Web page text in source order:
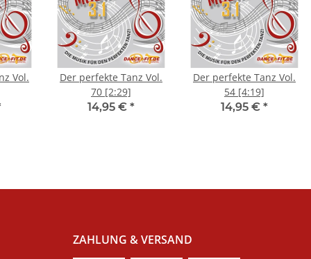
Vol.
Der perfekte Tanz Vol.
70 [2:29]
14,95 € *
Der perfekte Tanz Vol.
54 [4:19]
14,95 € *
ZAHLUNG & VERSAND